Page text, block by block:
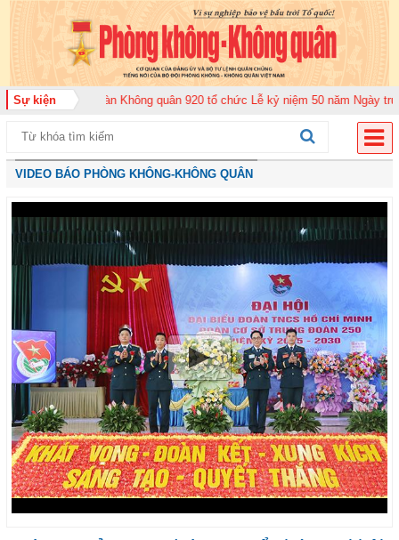
Sự kiện
đoàn Không quân 920 tổ chức Lễ kỷ niệm 50 năm Ngày truyền thống (12-
VIDEO BÁO PHÒNG KHÔNG-KHÔNG QUÂN